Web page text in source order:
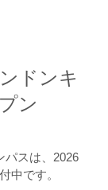
ドンキ
ン
パスは、2026
中です。